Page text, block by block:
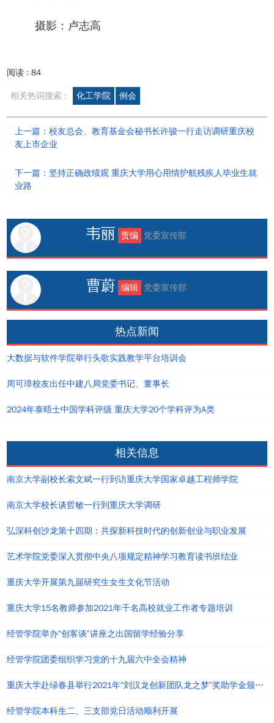
摄影：卢志高
阅读 :84
相关热词搜索 : 化工学院 例会
上一篇：校友总会、教育基金会秘书长许骏一行走访调研重庆校
友上市企业
下一篇：坚持正确政绩观 重庆大学用心用情护航残疾人毕业生就
业路
韦丽 责编 党委宣传部
曹蔚 编辑 党委宣传部
热点新闻
大数据与软件学院举行头歌实践教学平台培训会
周可璋校友出任中建八局党委书记、董事长
2024年泰晤士中国学科评级 重庆大学20个学科评为A类
相关信息
南京大学副校长索文斌一行到访重庆大学国家卓越工程师学院
南京大学校长谈哲敏一行到重庆大学调研
弘深科创沙龙第十四期：共探新科技时代的创新创业与职业发展
艺术学院党委深入贯彻中央八项规定精神学习教育读书班结业
重庆大学开展第九届研究生女生文化节活动
重庆大学15名教师参加2021年千名高校就业工作者专题培训
经管学院举办“创客谈”讲座之出国留学经验分享
经管学院团委组织学习党的十九届六中全会精神
重庆大学赴绿春县举行2021年“刘汉龙创新团队龙之梦”奖助学金颁发仪式
经管学院本科生二、三支部党日活动顺利开展